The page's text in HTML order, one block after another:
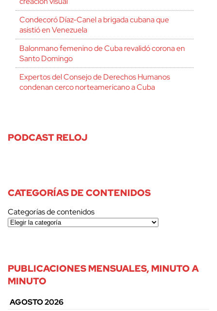
Condecoró Díaz-Canel a brigada cubana que
asistió en Venezuela
Balonmano femenino de Cuba revalidó corona en
Santo Domingo
Expertos del Consejo de Derechos Humanos
condenan cerco norteamericano a Cuba
PODCAST RELOJ
CATEGORÍAS DE CONTENIDOS
Categorías de contenidos
PUBLICACIONES MENSUALES, MINUTO A
MINUTO
AGOSTO 2026